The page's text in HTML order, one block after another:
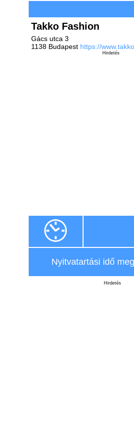
Takko Fashion
Gács utca 3
1138 Budapest https://
Hirdetés
Nyitvatartási idő
Hirdetés